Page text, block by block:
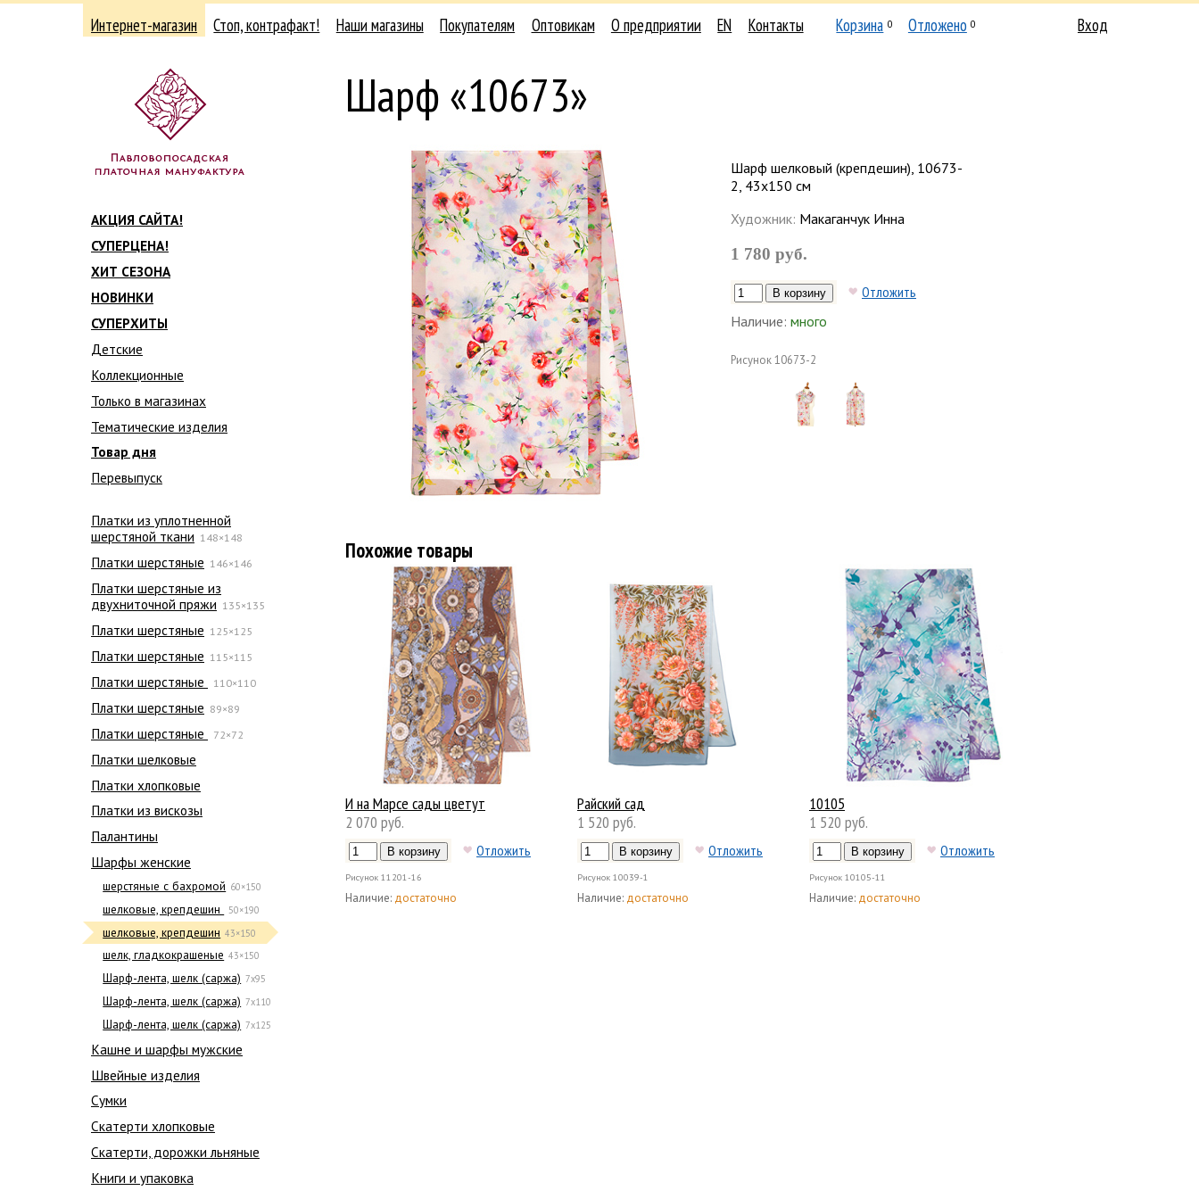
Интернет-магазин Стоп, контрафакт! Наши магазины Покупателям Оптовикам О предприятии EN Контакты Корзина 0 Отложено 0 Вход
АКЦИЯ САЙТА!
СУПЕРЦЕНА!
ХИТ СЕЗОНА
НОВИНКИ
СУПЕРХИТЫ
Детские
Коллекционные
Только в магазинах
Тематические изделия
Товар дня
Перевыпуск
Платки из уплотненной
шерстяной ткани 148×148
Платки шерстяные 146×146
Платки шерстяные из
двухниточной пряжи 135×135
Платки шерстяные 125×125
Платки шерстяные 115×115
Платки шерстяные 110×110
Платки шерстяные 89×89
Платки шерстяные 72×72
Платки шелковые
Платки хлопковые
Платки из вискозы
Палантины
Шарфы женские
шерстяные с бахромой 60×150
шелковые, крепдешин 50×190
шелковые, крепдешин 43×150
шелк, гладкокрашеные 43×150
Шарф-лента, шелк (саржа) 7x95
Шарф-лента, шелк (саржа) 7х110
Шарф-лента, шелк (саржа) 7х125
Кашне и шарфы мужские
Швейные изделия
Сумки
Скатерти хлопковые
Скатерти, дорожки льняные
Книги и упаковка
Шарф «10673»
Шарф шелковый (крепдешин), 10673-
2, 43х150 см
Художник: Макаганчук Инна
1 780 руб.
Отложить
Наличие: много
Рисунок10673-2
Похожие товары
И на Марсе сады цветут
2 070 руб.
Отложить
Рисунок 11201-16
Наличие: достаточно
Райский сад
1 520 руб.
Отложить
Рисунок 10039-1
Наличие: достаточно
10105
1 520 руб.
Отложить
Рисунок 10105-11
Наличие: достаточно